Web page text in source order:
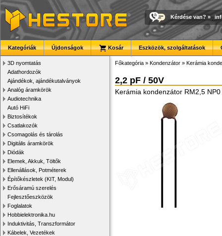
Kérdése van? »
Kategóriák Újdonságok Kosár Eszközök, szolgáltatások
3D nyomtatás
Adathordozók
Ajándékok, ajándékutalványok
Analóg áramkörök
Audiotechnika
Autó HiFi
Biztosítékok
Csatlakozók
Csomagolás és tárolás
Digitális áramkörök
Diódák
Elemek, Akkuk, Töltők
Ellenállások, Potméterek
Építőkészletek (KIT, Modul)
Erősáramú szerelés
Fejlesztőeszközök
Foglalatok
Hobbielektronika.hu
Induktivitás, Transzformátor
Kábelek, Vezetékek
Főkategória » Kondenzátor » Kerámia
2,2 pF / 50V
Kerámia kondenzátor RM2,5 NP0